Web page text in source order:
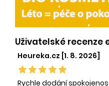
Uživatelské recenze
Heureka.cz [1. 8. 2026]
Rychle dodání